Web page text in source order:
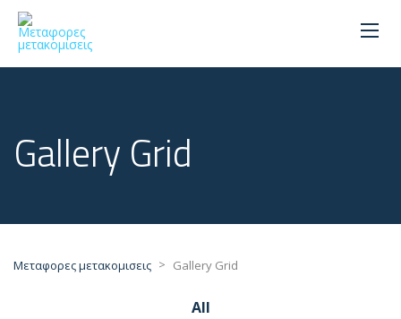
Gallery Grid
Μεταφορες μετακομισεις > Gallery Grid
All